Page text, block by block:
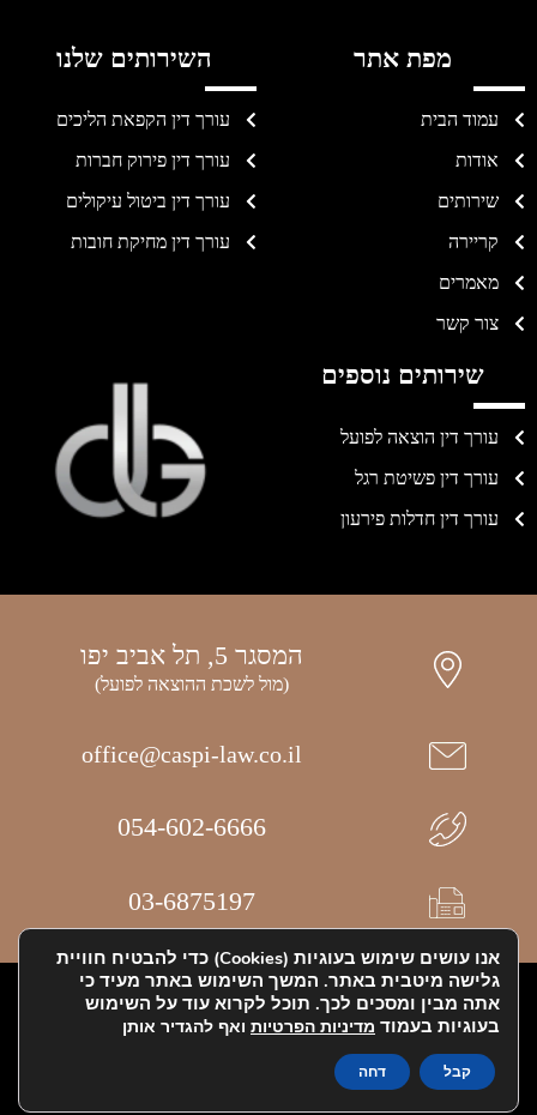
מפת אתר
עמוד הבית
אודות
שירותים
קריירה
מאמרים
צור קשר
השירותים שלנו
עורך דין הקפאת הליכים
עורך דין פירוק חברות
עורך דין ביטול עיקולים
עורך דין מחיקת חובות
שירותים נוספים
עורך דין הוצאה לפועל
עורך דין פשיטת רגל
עורך דין חדלות פירעון
המסגר 5, תל אביב יפו
(מול לשכת ההוצאה לפועל)
office@caspi-law.co.il
054-602-6666
03-6875197
מדיניות הפרטיות - תקנון האתר
הצהרת נגישות
אתר זה הוקם ע"י MDN & Digitalos
אנו עושים שימוש בעוגיות (Cookies) כדי להבטיח חוויית
גלישה מיטבית באתר. המשך השימוש באתר מעיד כי
אתה מבין ומסכים לכך. תוכל לקרוא עוד על השימוש
בעוגיות בעמוד מדיניות הפרטיות ואף להגדיר אותן
קבל דחה